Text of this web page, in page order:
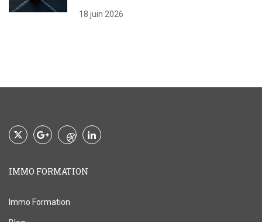
18 juin 2026
IMMO FORMATION
Immo Formation